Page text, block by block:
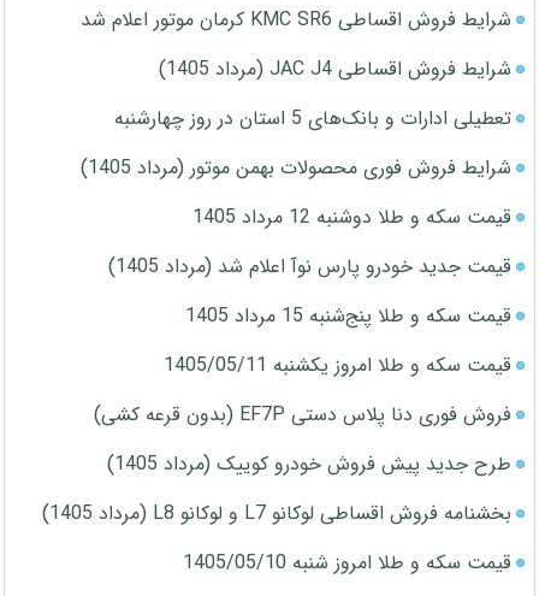
شرایط فروش اقساطی KMC SR6 کرمان موتور اعلام شد
شرایط فروش اقساطی JAC J4 (مرداد 1405)
تعطیلی ادارات و بانک‌های 5 استان در روز چهارشنبه
شرایط فروش فوری محصولات بهمن موتور (مرداد 1405)
قیمت سکه و طلا دوشنبه 12 مرداد 1405
قیمت جدید خودرو پارس نوآ اعلام شد (مرداد 1405)
قیمت سکه و طلا پنج‌شنبه 15 مرداد 1405
قیمت سکه و طلا امروز یکشنبه 1405/05/11
فروش فوری دنا پلاس دستی EF7P (بدون قرعه کشی)
طرح جدید پیش فروش خودرو کوییک (مرداد 1405)
بخشنامه فروش اقساطی لوکانو L7 و لوکانو L8 (مرداد 1405)
قیمت سکه و طلا امروز شنبه 1405/05/10